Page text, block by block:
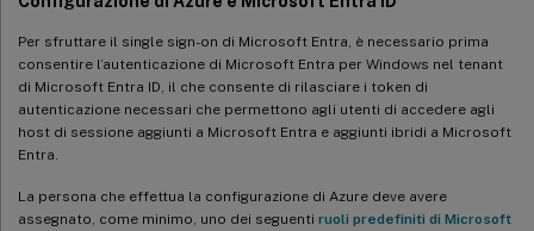
Per sfruttare il single sign-on di Microsoft Entra, è necessario prima
consentire l’autenticazione di Microsoft Entra per Windows nel tenant
di Microsoft Entra ID, il che consente di rilasciare i token di
autenticazione necessari che permettono agli utenti di accedere agli
host di sessione aggiunti a Microsoft Entra e aggiunti ibridi a Microsoft
Entra.
La persona che effettua la configurazione di Azure deve avere
assegnato, come minimo, uno dei seguenti ruoli predefiniti di Microsoft